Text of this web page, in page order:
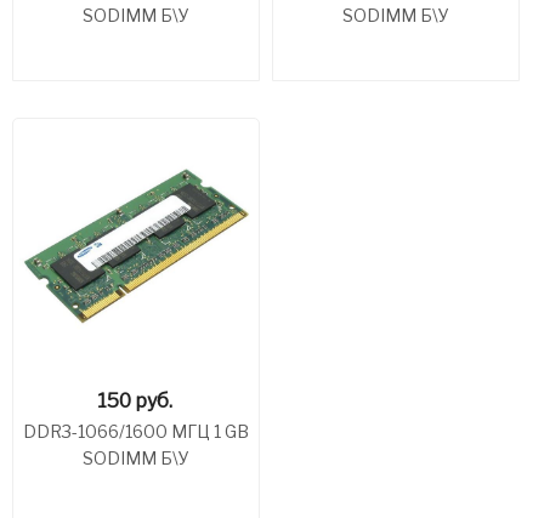
SODIMM Б\У
SODIMM Б\У
150 руб.
DDR3-1066/1600 МГЦ 1 GB
SODIMM Б\У